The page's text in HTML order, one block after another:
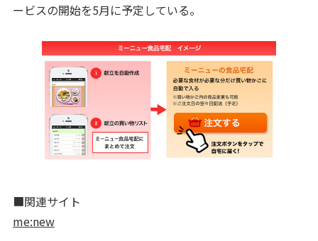
ービスの開始を5月に予定している。
■関連サイト
me:new